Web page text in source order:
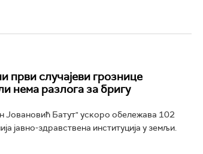
први случајеви грознице
нема разлога за бригу
Јовановић Батут" ускоро обележава 102
јавно-здравствена институција у земљи.